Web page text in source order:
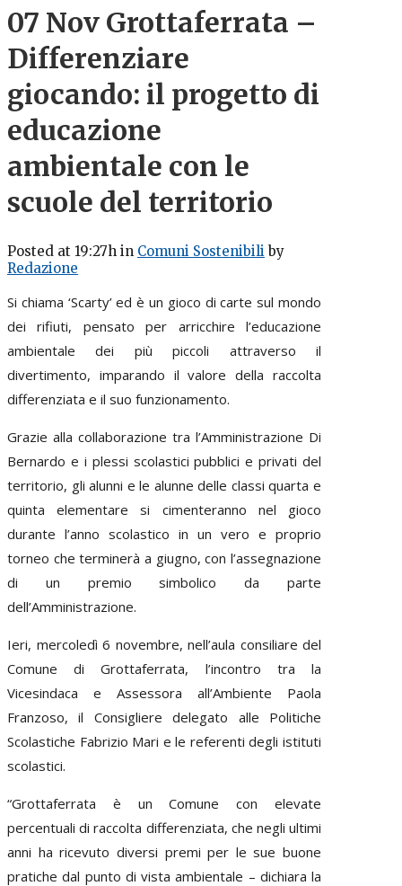
07 Nov Grottaferrata –
Differenziare
giocando: il progetto di
educazione
ambientale con le
scuole del territorio
Posted at 19:27h in Comuni Sostenibili by
Redazione
Si chiama ‘Scarty’ ed è un gioco di carte sul mondo
dei rifiuti, pensato per arricchire l’educazione
ambientale dei più piccoli attraverso il
divertimento, imparando il valore della raccolta
differenziata e il suo funzionamento.
Grazie alla collaborazione tra l’Amministrazione Di
Bernardo e i plessi scolastici pubblici e privati del
territorio, gli alunni e le alunne delle classi quarta e
quinta elementare si cimenteranno nel gioco
durante l’anno scolastico in un vero e proprio
torneo che terminerà a giugno, con l’assegnazione
di un premio simbolico da parte
dell’Amministrazione.
Ieri, mercoledì 6 novembre, nell’aula consiliare del
Comune di Grottaferrata, l’incontro tra la
Vicesindaca e Assessora all’Ambiente Paola
Franzoso, il Consigliere delegato alle Politiche
Scolastiche Fabrizio Mari e le referenti degli istituti
scolastici.
“Grottaferrata è un Comune con elevate
percentuali di raccolta differenziata, che negli ultimi
anni ha ricevuto diversi premi per le sue buone
pratiche dal punto di vista ambientale – dichiara la